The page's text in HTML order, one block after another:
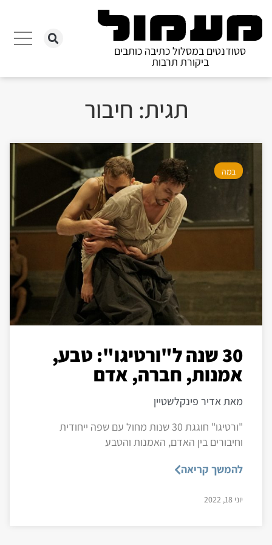
סטודנטים במסלול כתיבה כותבים
ביקורת תרבות
תגית: חיבור
במה
30 שנה ל"ורטיגו": טבע,
אמנות, חברה, אדם
מאת אדיר פינקלשטיין
"ורטיגו" חוגגת 30 שנות מחול עם שפה ייחודית
וחיבורים בין האדם, האמנות והטבע
להמשך קריאה
יוני 18, 2022